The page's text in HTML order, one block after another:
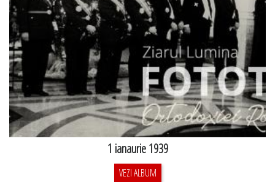
1 ianaurie 1939
VEZI ALBUM